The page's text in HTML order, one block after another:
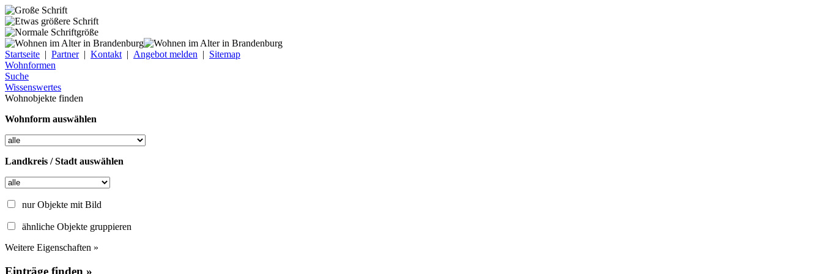
Startseite | Partner| Kontakt | Angebot melden | Sitemap
Wohnformen
Suche
Wissenswertes
Wohnobjekte finden
Wohnform auswählen
Landkreis / Stadt auswählen
nur Objekte mit Bild
ähnliche Objekte gruppieren
Weitere Eigenschaften »
Einträge finden »